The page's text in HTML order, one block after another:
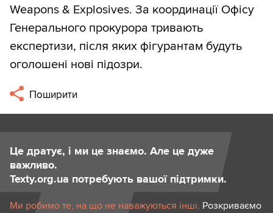
Weapons & Explosives. За координації Офісу
Генерального прокурора тривають
експертизи, після яких фігурантам будуть
оголошені нові підозри.
Поширити
Це дратує, і ми це знаємо. Але це дуже
важливо.
Texty.org.ua потребують вашої підтримки.
Ми робимо те, на що не наважуються інші. Розкриваємо